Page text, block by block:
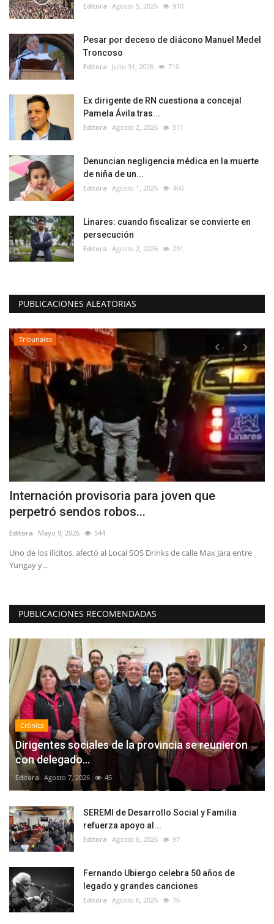
Editora Agosto 5, 2026 910
Pesar por deceso de diácono Manuel Medel
Troncoso
Editora Julio 31, 2026 710
Ex dirigente de RN cuestiona a concejal
Pamela Ávila tras...
Editora Agosto 2, 2026 511
Denuncian negligencia médica en la muerte
de niña de un...
Editora Agosto 1, 2026 460
Linares: cuando fiscalizar se convierte en
persecución
Editora Agosto 2, 2026 291
PUBLICACIONES ALEATORIAS
Tribunales
Internación provisoria para joven que
perpetró sendos robos...
Editora Mayo 9, 2026 544
Uno de los ilícitos, afectó al Local SOS Drinks de calle Max Jara entre
Yungay y...
PUBLICACIONES RECOMENDADAS
Crónica
Dirigentes sociales de la provincia se reunieron
con delegado...
Editora Agosto 7, 2026 45
SEREMI de Desarrollo Social y Familia
refuerza apoyo al...
Editora Agosto 6, 2026 97
Fernando Ubiergo celebra 50 años de
legado y grandes canciones
Editora Agosto 6, 2026 76